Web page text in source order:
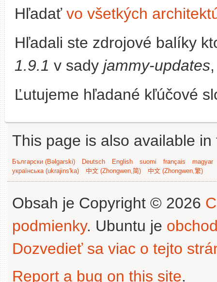
Hľadať vo všetkých
Hľadali ste zdrojové balíky
1.9.1 v sady jammy-updates
Ľutujeme hľadané kľúčové
This page is also available
Български (Bəlgarski) Deutsch English suomi français
magyar
українська (ukrajins'ka)
中文 (Zhongwen,简) 中文 (Zhongwen,繁)
Obsah je Copyright © 2026
podmienky. Ubuntu je
Dozvedieť sa viac o tejto
Report a bug on this site.